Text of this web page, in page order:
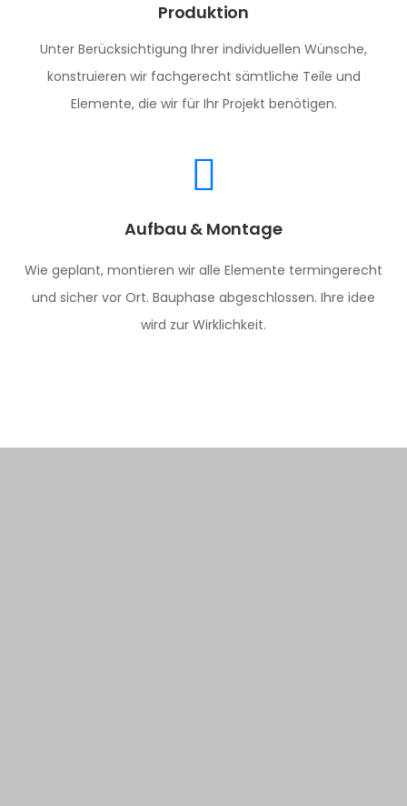
Produktion
Unter Berücksichtigung Ihrer individuellen Wünsche,
konstruieren wir fachgerecht sämtliche Teile und
Elemente, die wir für Ihr Projekt benötigen.
Aufbau & Montage
Wie geplant, montieren wir alle Elemente termingerecht
und sicher vor Ort. Bauphase abgeschlossen. Ihre idee
wird zur Wirklichkeit.